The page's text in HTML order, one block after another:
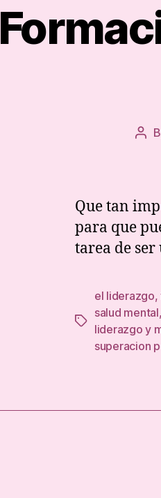
Que tan
para que
tarea de
Tags
el liderazgo,
salud mental,
liderazgo y
superacion